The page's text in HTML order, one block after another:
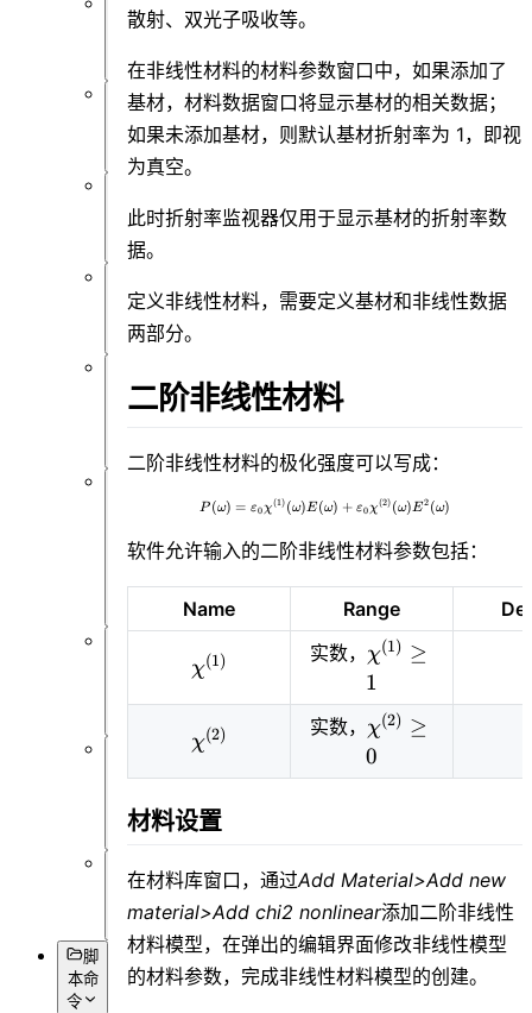
仿
材
料
构
资
源
处
和
置
计
附
录
脚
本命
令
散射、双光子吸收等。
在非线性材料的材料参数窗口中，如果添加了
基材，材料数据窗口将显示基材的相关数据；
如果未添加基材，则默认基材折射率为 1，即视
为真空。
此时折射率监视器仅用于显示基材的折射率数
据。
定义非线性材料，需要定义基材和非线性数据
两部分。
二阶非线性材料
二阶非线性材料的极化强度可以写成：
P(\omega) =
P (ω) = ε0χ(1) (ω)E(ω) + ε0χ(2) (ω)E2 (ω)
软件允许输入的二阶非线性材料参数包括：
Name Range
\chi^{(1)}
χ(1) 实数， \chi^{(1)}
χ(1) ≥
1
\chi^{(2)}
χ(2) 实数， \chi^{(2)}
χ(2) ≥
0
材料设置
在材料库窗口，通过Add Material>Add new
material>Add chi2 nonlinear添加二阶非线性
材料模型，在弹出的编辑界面修改非线性模型
的材料参数，完成非线性材料模型的创建。